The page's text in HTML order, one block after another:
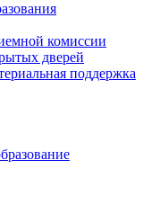
комиссии
дверей
поддержка